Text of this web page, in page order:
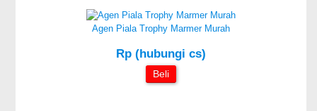
Agen Piala Trophy Marmer Murah
Rp (hubungi cs)
Beli